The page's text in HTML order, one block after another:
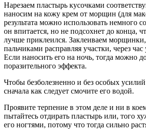
Нарезаем пластырь кусочками
наносим на кожу крем от морщин (для
результата можно использовать немного
он впитается, но не подсохнет до конца,
лучше приклеился. Заклеиваем
пальчиками расправляя участки, через
Если наносить его на ночь, тогда можно
поразительного эффекта.
Чтобы безболезненно и без особых
сначала как следует смочите его водой.
Проявите терпение в этом деле и ни в
пытайтесь отдирать пластырь или, того
его ногтями, потому что тогда сильно